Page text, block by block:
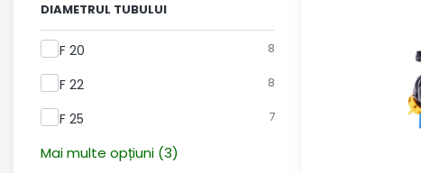
DIAMETRUL TUBULUI
Diametrul tubului
F 20 8
F 22 8
F 25 7
Mai multe opțiuni (3)